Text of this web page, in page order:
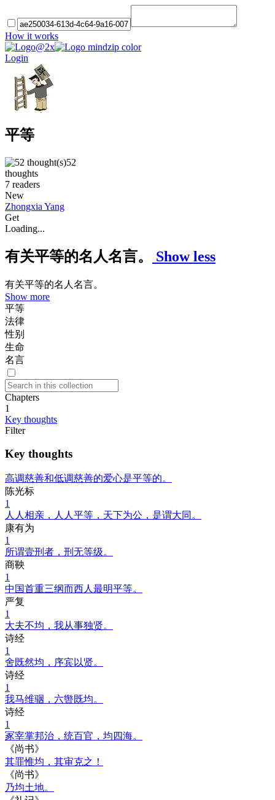
How it works
Login
平等
52
thoughts
7 readers
New
Zhongxia Yang
Get
Loading...
有关平等的名人名言。 Show less
有关平等的名人名言。
Show more
平等
法律
性别
生命
名言
Chapters
1
Key thoughts
Filter
Key thoughts
高调慈善和低调慈善的爱心是平等的。
陈光标
1
人人相亲，人人平等，天下为公，是谓大同。
康有为
1
所谓壹刑者，刑无等级。
商鞅
1
中国首重三纲而西人最明平等。
严复
1
大夫不均，我从事独贤。
诗经
1
舍既然均，序宾以贤。
诗经
1
我马维骃，六辔既均。
诗经
1
冢宰掌邦治，统百官，均四海。
《尚书》
其罪惟均，其审克之！
《尚书》
乃均土地。